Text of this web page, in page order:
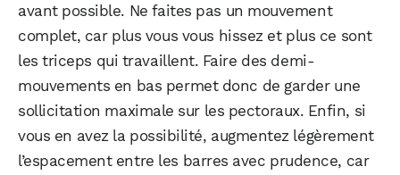
avant possible. Ne faites pas un mouvement
complet, car plus vous vous hissez et plus ce sont
les triceps qui travaillent. Faire des demi-
mouvements en bas permet donc de garder une
sollicitation maximale sur les pectoraux. Enfin, si
vous en avez la possibilité, augmentez légèrement
l’espacement entre les barres avec prudence, car